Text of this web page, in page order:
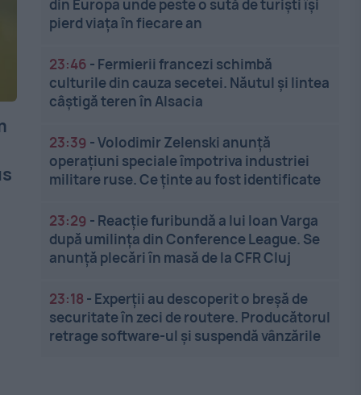
din Europa unde peste o sută de turiști își
pierd viața în fiecare an
23:46 - Fermierii francezi schimbă
culturile din cauza secetei. Năutul și lintea
câștigă teren în Alsacia
23:39 -Volodimir Zelenski anunță
operațiuni speciale împotriva industriei
militare ruse. Ce ținte au fost identificate
23:29 - Reacție furibundă a lui Ioan Varga
după umilința din Conference League. Se
anunță plecări în masă de la CFR Cluj
23:18 - Experții au descoperit o breșă de
securitate în zeci de routere. Producătorul
retrage software-ul și suspendă vânzările